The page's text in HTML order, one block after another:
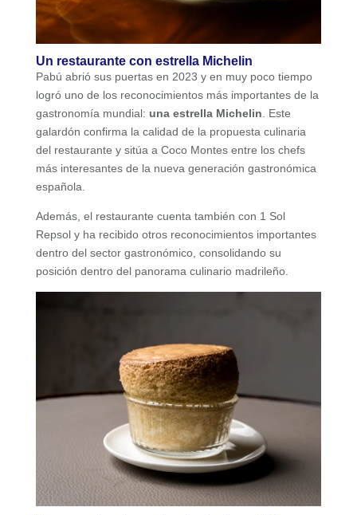
Un restaurante con estrella Michelin
Pabú abrió sus puertas en 2023 y en muy poco tiempo
logró uno de los reconocimientos más importantes de la
gastronomía mundial: una estrella Michelin . Este
galardón confirma la calidad de la propuesta culinaria
del restaurante y sitúa a Coco Montes entre los chefs
más interesantes de la nueva generación gastronómica
española.
Además, el restaurante cuenta también con 1 Sol
Repsol y ha recibido otros reconocimientos importantes
dentro del sector gastronómico, consolidando su
posición dentro del panorama culinario madrileño.